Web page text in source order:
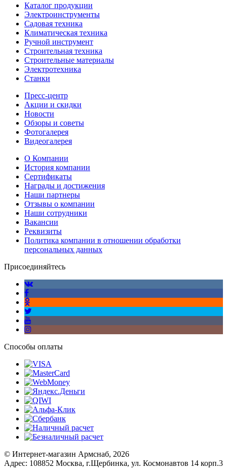
Каталог продукции
Электроинструменты
Садовая техника
Климатическая техника
Ручной инструмент
Строительная техника
Строительные материалы
Электротехника
Станки
Пресс-центр
Акции и скидки
Новости
Обзоры и советы
Фотогалерея
Видеогалерея
О Компании
История компании
Сертификаты
Награды и достижения
Наши партнеры
Отзывы о компании
Наши сотрудники
Вакансии
Реквизиты
Политика компании в отношении обработки
персональных данных
Присоединяйтесь
Способы оплаты
© Интернет-магазин Армснаб, 2026
Адрес: 108852 Москва, г.Щербинка, ул. Космонавтов 14 корп.3